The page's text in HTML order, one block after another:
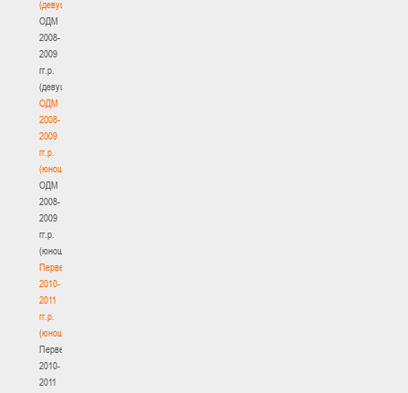
(девушки)
ОДМ
2008-
2009
гг.р.
(девушки)
ОДМ
2008-
2009
гг.р.
(юноши)
ОДМ
2008-
2009
гг.р.
(юноши)
Первенство
2010-
2011
гг.р.
(юноши)
Первенство
2010-
2011